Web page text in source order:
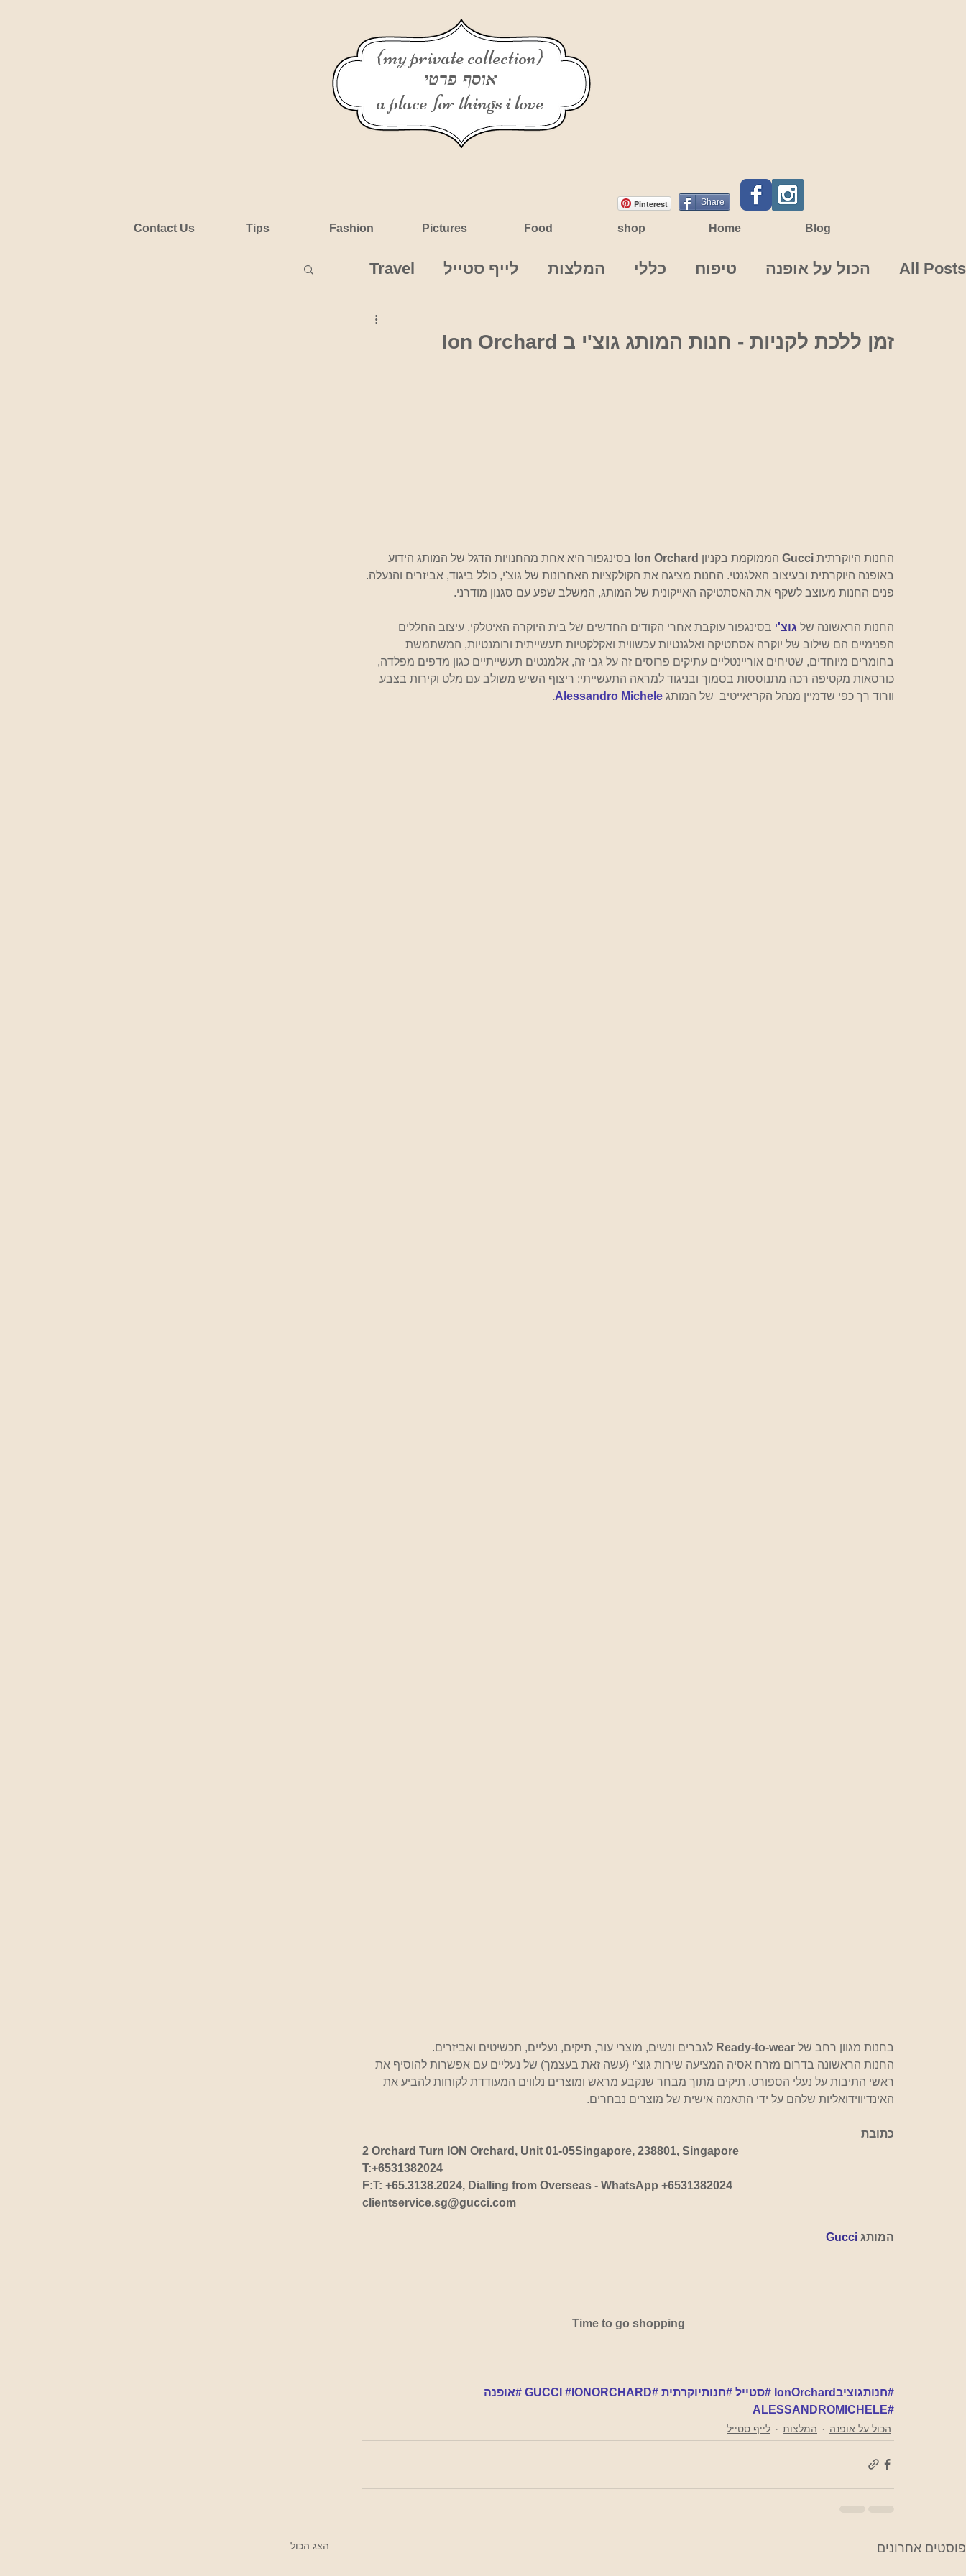
Contact Us Tips Fashion Pictures Food shop Home Blog
All Posts הכול על אופנה טיפוח כללי המלצות לייף סטייל Travel
זמן ללכת לקניות - חנות המותג גוצ'י ב Ion Orchard
החנות היוקרתית Gucci הממוקמת בקניון Ion Orchard בסינגפור היא אחת מהחנויות הדגל של המותג הידוע
באופנה היוקרתית ובעיצוב האלגנטי. החנות מציגה את הקולקציות האחרונות של גוצ'י, כולל ביגוד, אביזרים והנעלה.
פנים החנות מעוצב לשקף את האסתטיקה האייקונית של המותג, המשלב שפע עם סגנון מודרני.
החנות הראשונה של גוצ'י בסינגפור עוקבת אחרי הקודים החדשים של בית היוקרה האיטלקי, עיצוב החללים
הפנימיים הם שילוב של יוקרה אסתטיקה ואלגנטיות עכשווית ואקלקטיות תעשייתית ורומנטיות, המשתמשת
בחומרים מיוחדים, שטיחים אוריינטליים עתיקים פרוסים זה על גבי זה, אלמנטים תעשייתיים כגון מדפים מפלדה,
כורסאות מקטיפה רכה מתנוססות בסמוך ובניגוד למראה התעשייתי; ריצוף השיש משולב עם מלט וקירות בצבע
וורוד רך כפי שדמיין מנהל הקריאייטיב  של המותג Alessandro Michele
.
בחנות מגוון רחב של Ready-to-wear לגברים ונשים, מוצרי עור, תיקים, נעליים, תכשיטים ואביזרים.
החנות הראשונה בדרום מזרח אסיה המציעה שירות גוצ'י (עשה זאת בעצמך) של נעליים עם אפשרות להוסיף את
ראשי התיבות על נעלי הספורט, תיקים מתוך מבחר שנקבע מראש ומוצרים נלווים המעודדת לקוחות להביע את
האינדיווידואליות שלהם על ידי התאמה אישית של מוצרים נבחרים.
כתובת
2 Orchard Turn ION Orchard, Unit 01-05Singapore, 238801, Singapore
T:+6531382024
F:T: +65.3138.2024, Dialling from Overseas - WhatsApp +6531382024
clientservice.sg@gucci.com
המותג Gucci
Time to go shopping
#חנותגוציבIonOrchard #סטייל #חנותיוקרתית #GUCCI
#IONORCHARD
#אופנה
#ALESSANDROMICHELE
הכול על אופנה המלצות לייף סטייל
פוסטים אחרונים הצג הכול
{my private collection}
אוסף פרטי
a place for things i love
Pinterest Share